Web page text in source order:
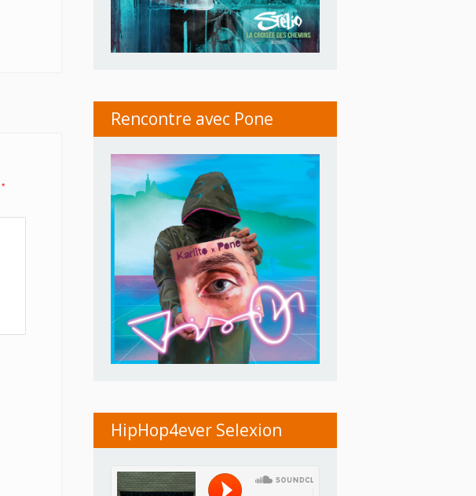
*
Rencontre avec Pone
HipHop4ever Selexion